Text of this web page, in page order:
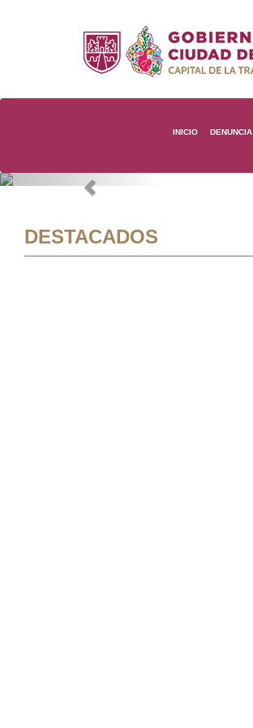
INICIO DENUNCIA
Previous
DESTACADOS